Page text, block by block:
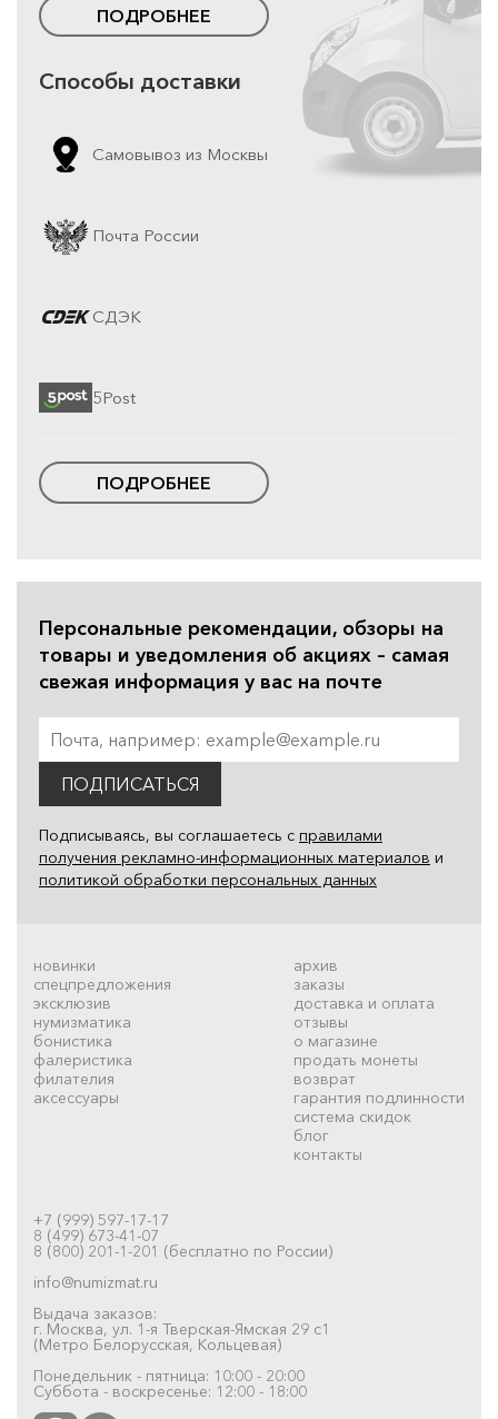
ПОДРОБНЕЕ
Способы доставки
Самовывоз из Москвы
Почта России
СДЭК
5Post
ПОДРОБНЕЕ
Персональные рекомендации, обзоры на
товары и уведомления об акциях – самая
свежая информация у вас на почте
ПОДПИСАТЬСЯ
Подписываясь, вы соглашаетесь с правилами
получения рекламно-информационных материалов и
политикой обработки персональных данных
новинки
спецпредложения
эксклюзив
нумизматика
бонистика
фалеристика
филателия
аксессуары
архив
заказы
доставка и оплата
отзывы
о магазине
продать монеты
возврат
гарантия подлинности
система скидок
блог
контакты
+7 (999) 597-17-17
8 (499) 673-41-07
8 (800) 201-1-201 (бесплатно по России)
info@numizmat.ru
Выдача заказов:
г. Москва, ул. 1-я Тверская-Ямская 29 с1
(Метро Белорусская, Кольцевая)
Понедельник - пятница: 10:00 - 20:00
Суббота - воскресенье: 12:00 - 18:00